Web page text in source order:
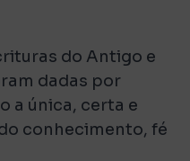
do Antigo e
dadas por
a única, certa e
conhecimento, fé